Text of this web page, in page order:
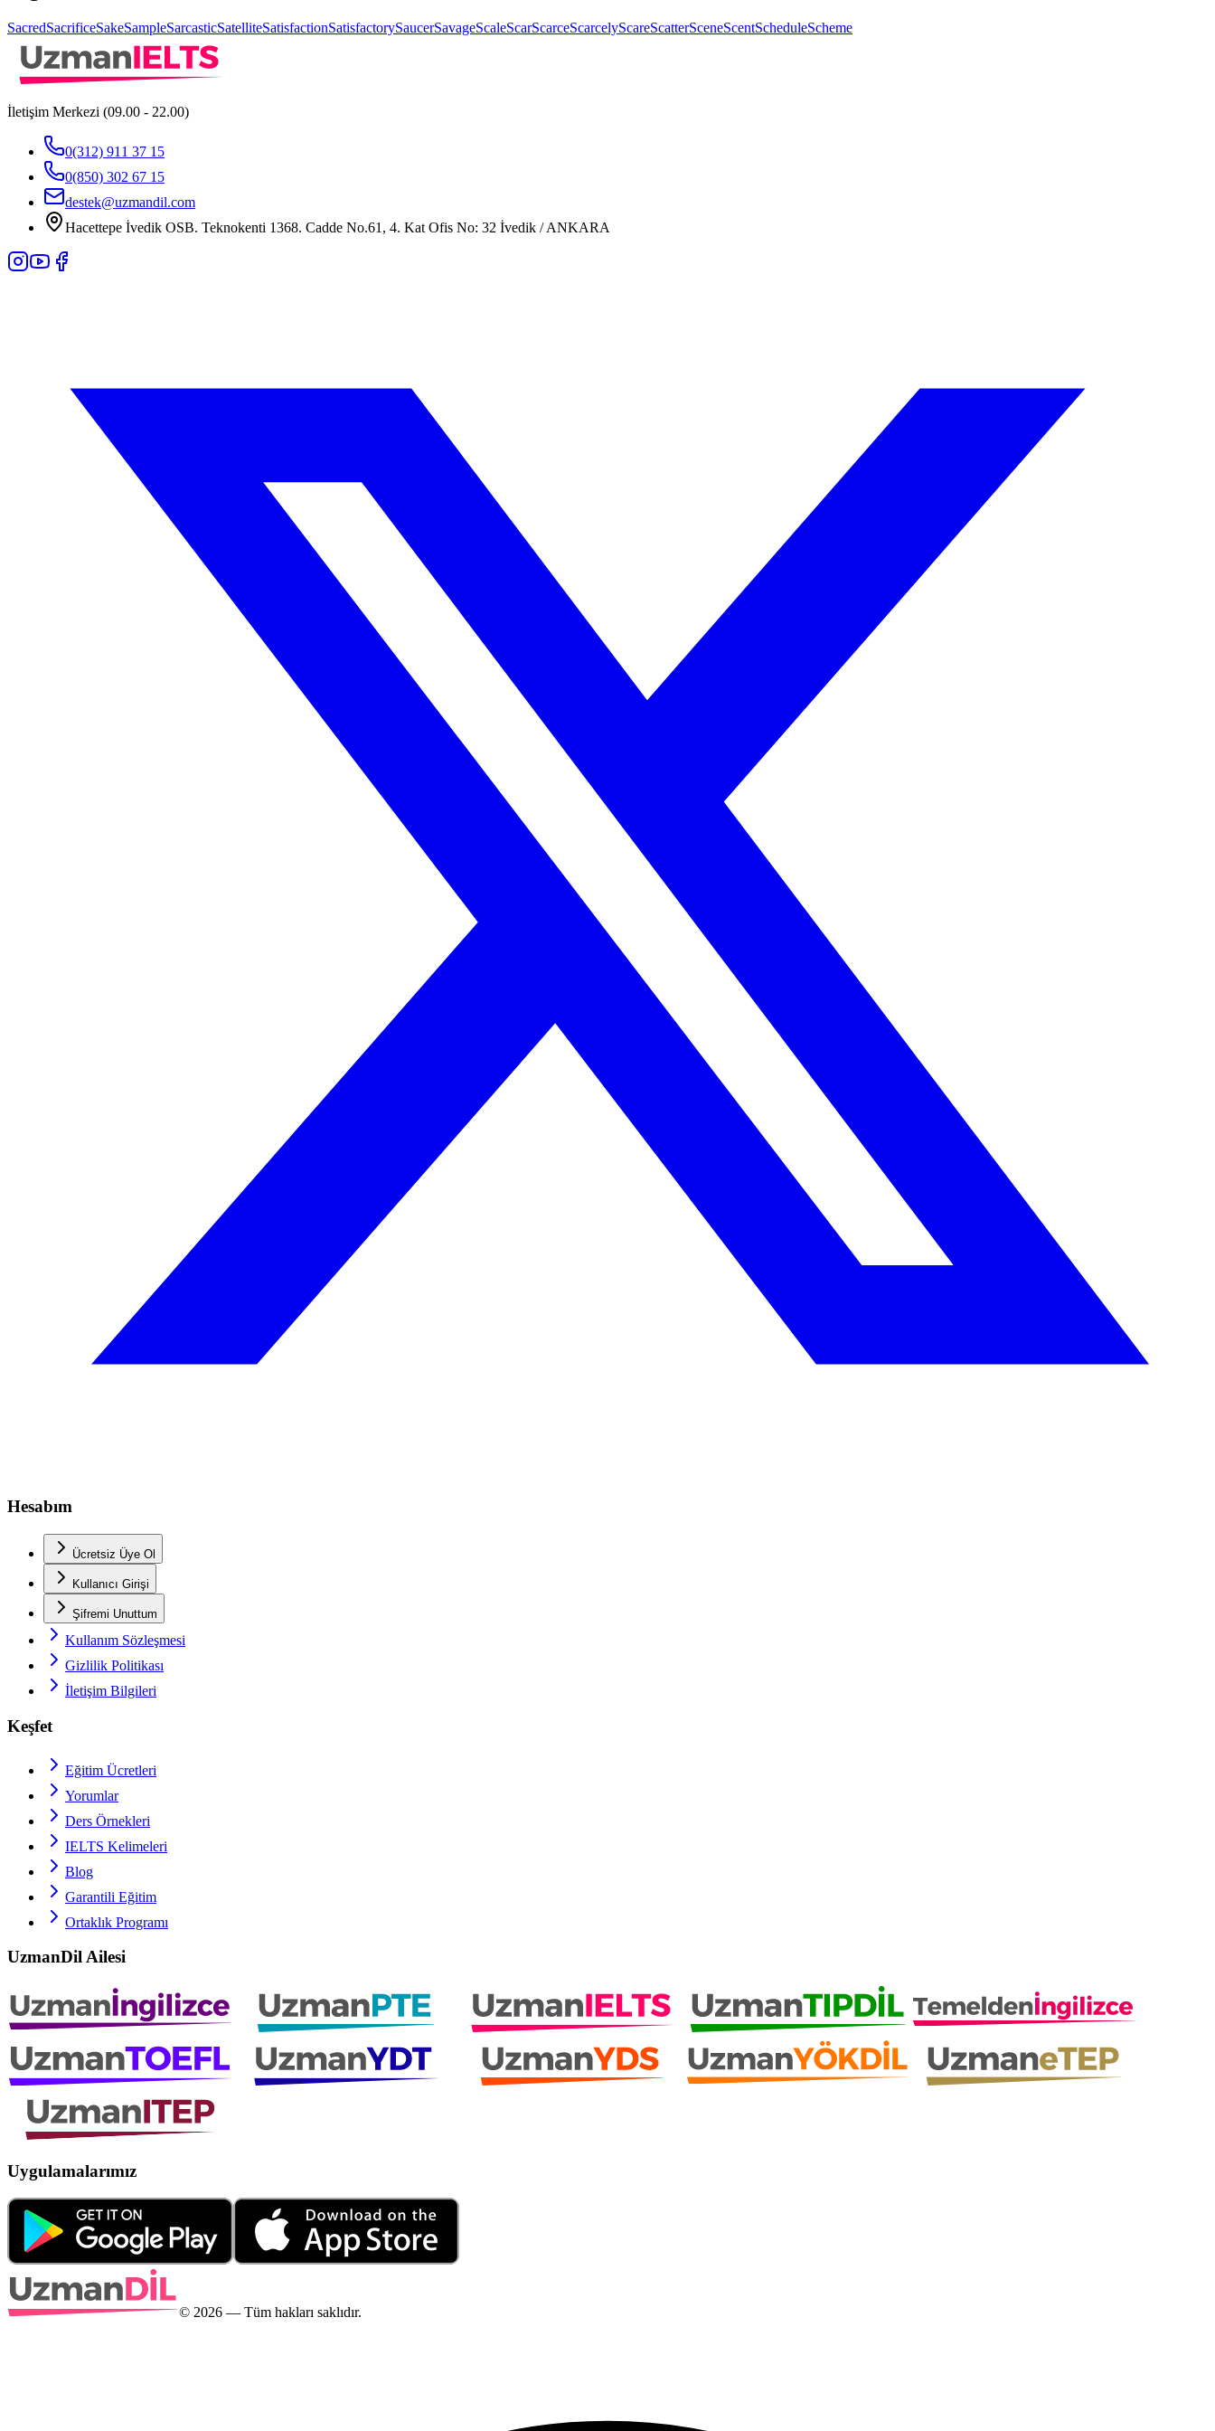
SacredSacrificeSakeSampleSarcasticSatelliteSatisfactionSatisfactorySaucerSavageScaleScarScarceScarcelyScareScatterSceneScentScheduleScheme
İletişim Merkezi (09.00 - 22.00)
0(312) 911 37 15
0(850) 302 67 15
destek@uzmandil.com
Hacettepe İvedik OSB. Teknokenti 1368. Cadde No.61, 4. Kat Ofis No: 32 İvedik / ANKARA
Hesabım
Ücretsiz Üye Ol
Kullanıcı Girişi
Şifremi Unuttum
Kullanım Sözleşmesi
Gizlilik Politikası
İletişim Bilgileri
Keşfet
Eğitim Ücretleri
Yorumlar
Ders Örnekleri
IELTS Kelimeleri
Blog
Garantili Eğitim
Ortaklık Programı
UzmanDil Ailesi
Uygulamalarımız
© 2026 — Tüm hakları saklıdır.